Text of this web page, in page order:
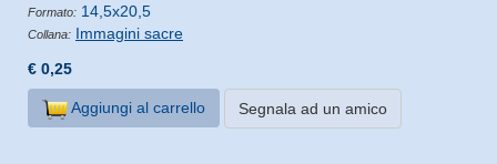
Formato: 14,5x20,5
Collana: Immagini sacre
€ 0,25
Aggiungi al carrello Segnala ad un amico